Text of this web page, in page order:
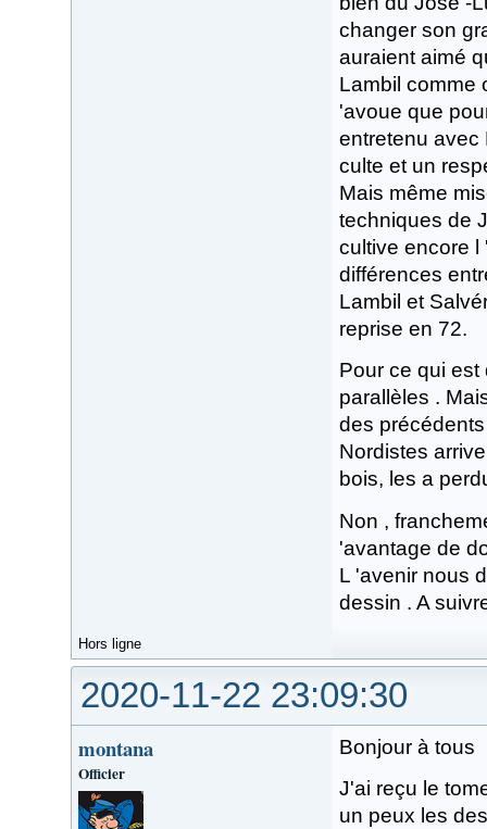
changer son
auraient aimé
Lambil comme
'avoue que
entretenu avec
culte et un
Mais même
techniques de
cultive encore l
différences
Lambil et
reprise en 72.
Pour ce qui est
parallèles .
des
Nordistes
bois, les a
Non ,
'avantage de
L 'avenir nous
dessin . A
Hors ligne
2020-11-22 23:09:30
montana
Officier
Bonjour à tous
J'ai reçu le
un peux les